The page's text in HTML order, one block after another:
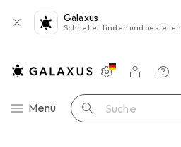
Galaxus
Schneller finden und bestellen
Navigation nach Kategorien
Menü Suche
Einstellungen
Kundenkonto
Vergleichslisten
Merklisten
Warenkorb